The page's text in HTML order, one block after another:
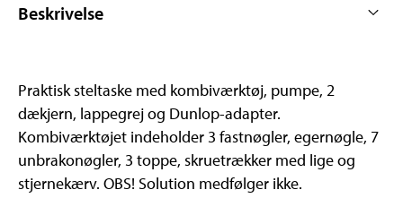
Beskrivelse
Praktisk steltaske med kombiværktøj, pumpe, 2
dækjern, lappegrej og Dunlop-adapter.
Kombiværktøjet indeholder 3 fastnøgler, egernøgle, 7
unbrakonøgler, 3 toppe, skruetrækker med lige og
stjernekærv. OBS! Solution medfølger ikke.